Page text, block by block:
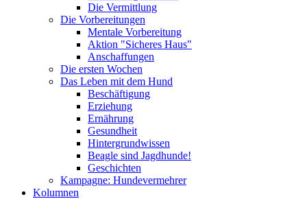
Die Vermittlung
Die Vorbereitungen
Mentale Vorbereitung
Aktion "Sicheres Haus"
Anschaffungen
Die ersten Wochen
Das Leben mit dem Hund
Beschäftigung
Erziehung
Ernährung
Gesundheit
Hintergrundwissen
Beagle sind Jagdhunde!
Geschichten
Kampagne: Hundevermehrer
Kolumnen